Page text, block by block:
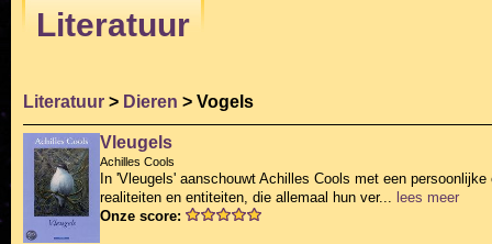
Literatuur
Literatuur > Dieren > Vogels
Vleugels
Achilles Cools
In 'Vleugels' aanschouwt Achilles Cools met een
realiteiten en entiteiten, die allemaal hun ver... lees meer
Onze score: